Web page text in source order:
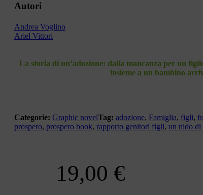
Autori
Andrea Voglino
Ariel Vittori
La storia di un’adozione: dalla mancanza per un
insieme a un bambino
Categorie: Graphic novelTag: adozione, Famiglia, figli,
prospero, prospero book, rapporto genitori figli, un nido di
19,00 €